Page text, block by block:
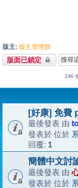
版主: 版主管理群
版面已鎖定
246
[好康] 免費
最後發表 由
發表於 位於
回覆: 1
簡體中文討
最後發表 由
發表於 位於